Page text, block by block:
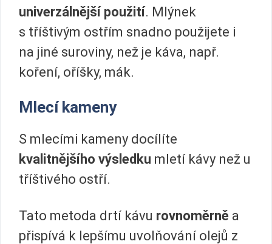
univerzálnější použití. Mlýnek
s tříštivým ostřím snadno použijete i
na jiné suroviny, než je káva, např.
koření, oříšky, mák.
Mlecí kameny
S mlecími kameny docílíte
kvalitnějšího výsledku mletí kávy než u
tříštivého ostří.
Tato metoda drtí kávu rovnoměrně a
přispívá k lepšímu uvolňování olejů z